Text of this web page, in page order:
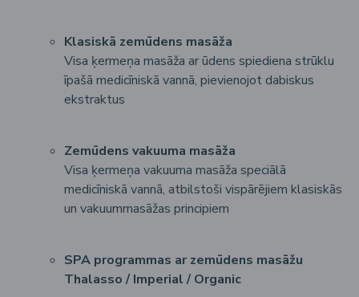
Klasiskā zemūdens masāža
Visa ķermeņa masāža ar ūdens spiediena strūklu
īpašā medicīniskā vannā, pievienojot dabiskus
ekstraktus
Zemūdens vakuuma masāža
Visa ķermeņa vakuuma masāža speciālā
medicīniskā vannā, atbilstoši vispārējiem klasiskās
un vakuummasāžas principiem
SPA programmas ar zemūdens masāžu
Thalasso / Imperial / Organic